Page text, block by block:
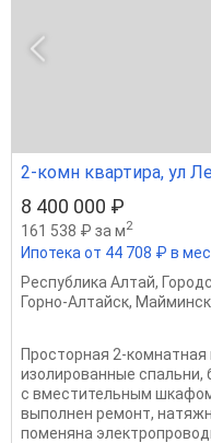
2-комн квартира, ул
8 400 000 ₽
161 538 ₽ за м2
Ипотека от 44 708 ₽ в
Республика Алтай,
Горно-Алтайск,
Просторная 2-
изолированные спальни,
с вместительным
выполнен ремонт,
пoмeнянa